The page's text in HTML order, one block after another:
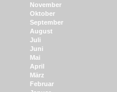
November
Oktober
September
August
Juli
Juni
Mai
April
März
Februar